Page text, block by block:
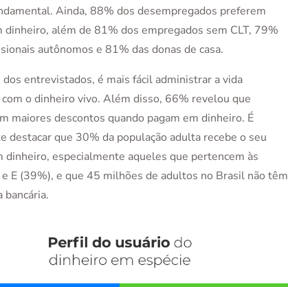
Ainda, 88% dos desempregados preferem
dinheiro, além de 81% dos empregados sem CLT, 79%
autônomos e 81% das donas de casa.
dos entrevistados, é mais fácil administrar a vida
o dinheiro vivo. Além disso, 66% revelou que
maiores descontos quando pagam em dinheiro. É
destacar que 30% da população adulta recebe o seu
dinheiro, especialmente aqueles que pertencem às
E (39%), e que 45 milhões de adultos no Brasil não têm
bancária.